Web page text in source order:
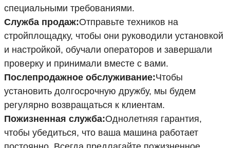
специальными требованиями.
Служба продаж:Отправьте техников на
стройплощадку, чтобы они руководили установкой
и настройкой, обучали операторов и завершали
проверку и принимали вместе с вами.
Послепродажное обслуживание:Чтобы
установить долгосрочную дружбу, мы будем
регулярно возвращаться к клиентам.
Пожизненная служба:Однолетняя гарантия,
чтобы убедиться, что ваша машина работает